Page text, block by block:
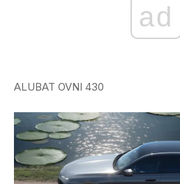
ad
ALUBAT OVNI 430